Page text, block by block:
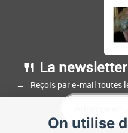
On utilise
🍴 La newsletter
Reçois par e-mail toutes